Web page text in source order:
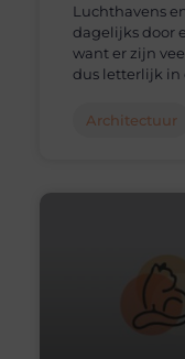
Luchthavens
dagelijks door
want er zijn
dus letterlijk in
Architectuur